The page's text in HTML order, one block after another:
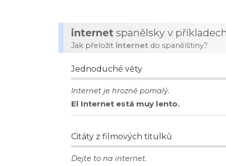
internet spanělsky v
Jak přeložit internet do spanělštiny?
Jednoduché věty
Internet je hrozně pomalý.
El Internet está muy lento.
Citáty z filmových titulků
Dejte to na internet.